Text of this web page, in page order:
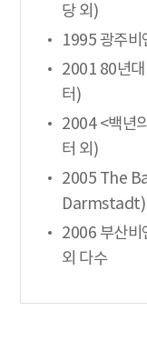
당 외)
1995 광주비
2001 80년대
터)
2004 <백년
터 외)
2005 The
Darmstadt)
2006 부산비
외 다수